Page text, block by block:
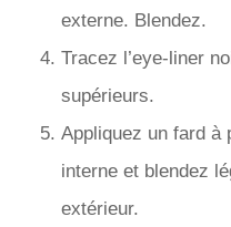
externe. Blendez.
Tracez l’eye-liner
supérieurs.
Appliquez un fard à
interne et blendez
extérieur.